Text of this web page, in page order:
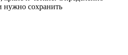
нужно сохранить